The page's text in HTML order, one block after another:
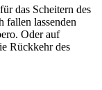
das Scheitern des
fallen lassenden
Oder auf
Rückkehr des